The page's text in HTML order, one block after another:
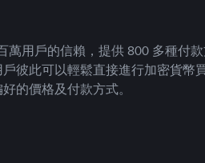
萬用戶的信賴，提供 800 多種付
彼此可以輕鬆直接進行加密貨幣
的價格及付款方式。